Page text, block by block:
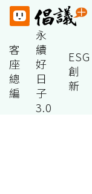
客
座
總
編
永
續
好
日
子
3.0
ESG
創
新